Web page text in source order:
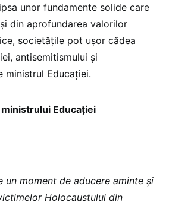
unor fundamente solide care
din aprofundarea valorilor
societățile pot ușor cădea
antisemitismului și
ministrul Educației.
Educației
un moment de aducere aminte și
Holocaustului din